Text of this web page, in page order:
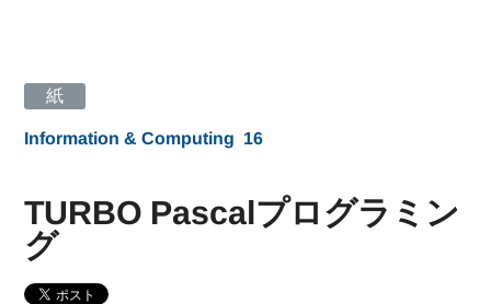
紙
Information & Computing 16
TURBO Pascalプログラミン
グ